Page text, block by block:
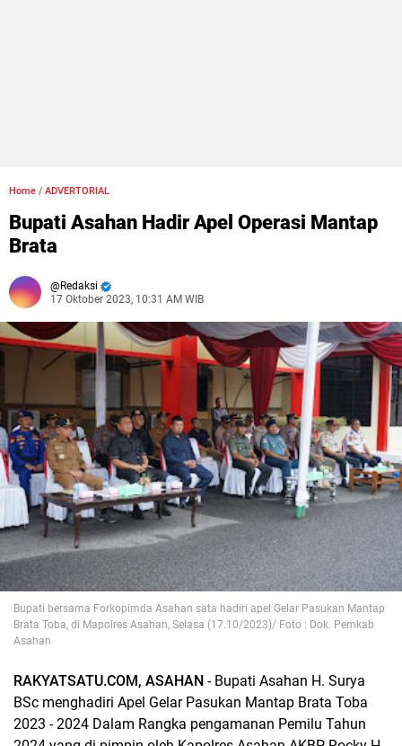
Home / ADVERTORIAL
Bupati Asahan Hadir Apel Operasi Mantap
Brata
Redaksi
17 Oktober 2023, 10:31 AM WIB
Bupati bersama Forkopimda Asahan sata hadiri apel Gelar Pasukan Mantap
Brata Toba, di Mapolres Asahan, Selasa (17.10/2023)/ Foto : Dok. Pemkab
Asahan
RAKYATSATU.COM, ASAHAN - Bupati Asahan H. Surya
BSc menghadiri Apel Gelar Pasukan Mantap Brata Toba
2023 - 2024 Dalam Rangka pengamanan Pemilu Tahun